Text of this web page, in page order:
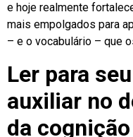
e hoje realmente
mais empolgados para
– e o vocabulário – que
Ler para
auxiliar no
da